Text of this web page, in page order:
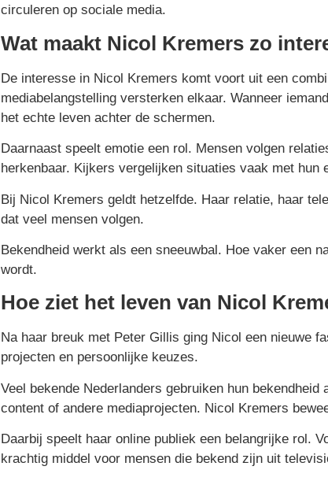
circuleren op sociale media.
Wat maakt Nicol Kremers zo
De interesse in Nicol Kremers komt voort uit een
mediabelangstelling versterken elkaar. Wanneer
het echte leven achter de schermen.
Daarnaast speelt emotie een rol. Mensen volgen
herkenbaar. Kijkers vergelijken situaties vaak met hun
Bij Nicol Kremers geldt hetzelfde. Haar relatie, haar
dat veel mensen volgen.
Bekendheid werkt als een sneeuwbal. Hoe vaker een
wordt.
Hoe ziet het leven van Nicol
Na haar breuk met Peter Gillis ging Nicol een nieuwe
projecten en persoonlijke keuzes.
Veel bekende Nederlanders gebruiken hun
content of andere mediaprojecten. Nicol Kremers
Daarbij speelt haar online publiek een belangrijke rol.
krachtig middel voor mensen die bekend zijn uit